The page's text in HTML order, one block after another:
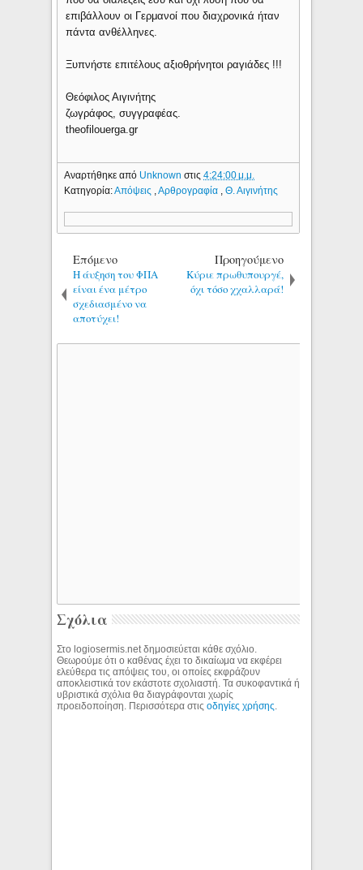
επιβάλλουν οι Γερμανοί που διαχρονικά ήταν
πάντα ανθέλληνες.
Ξυπνήστε επιτέλους αξιοθρήνητοι ραγιάδες !!!
Θεόφιλος Αιγινήτης
ζωγράφος, συγγραφέας.
theofilouerga.gr
Αναρτήθηκε από Unknownστις4:24:00 μ.μ.
Κατηγορία:Απόψεις ,Αρθρογραφία ,Θ. Αιγινήτης
Επόμενο
Η άυξηση του ΦΠΑ
είναι ένα μέτρο
σχεδιασμένο να
αποτύχει!
Προηγούμενο
Κύριε πρωθυπουργέ,
όχι τόσο χχαλλαρά!
Σχόλια
Στο logiosermis.net δημοσιεύεται κάθε σχόλιο.
Θεωρούμε ότι ο καθένας έχει το δικαίωμα να εκφέρει
ελεύθερα τις απόψεις του, οι οποίες εκφράζουν
αποκλειστικά τον εκάστοτε σχολιαστή. Τα συκοφαντικά ή
υβριστικά σχόλια θα διαγράφονται χωρίς
προειδοποίηση. Περισσότερα στιςοδηγίες χρήσης.